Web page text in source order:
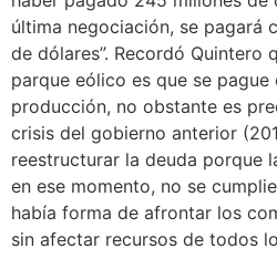
última negociación, se pagará
de dólares”. Recordó Quintero
parque eólico es que se pague
producción, no obstante es
crisis del gobierno anterior
reestructurar la deuda porque
en ese momento, no se
había forma de afrontar los
sin afectar recursos de todos